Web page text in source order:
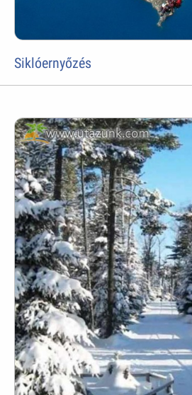
Siklóernyőzés